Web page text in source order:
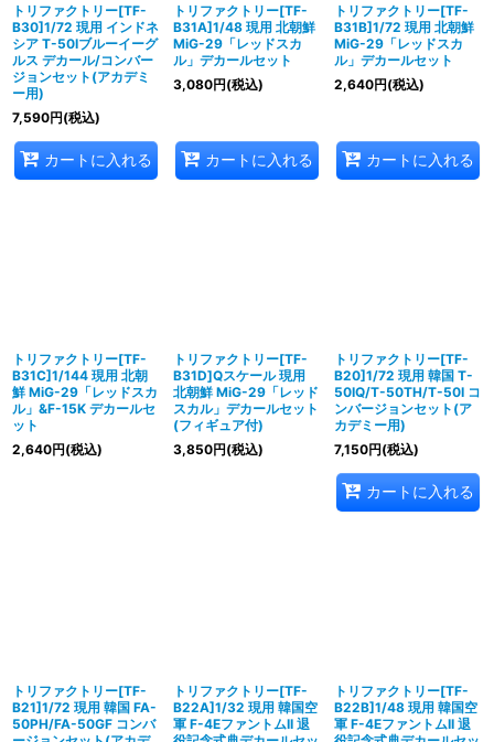
トリファクトリー[TF-
B30]1/72 現用 インドネ
シア T-50Iブルーイーグ
ルス デカール/コンバー
ジョンセット(アカデミ
ー用)
7,590円(税込)
カートに入れる
トリファクトリー[TF-
B31A]1/48 現用 北朝鮮
MiG-29「レッドスカ
ル」デカールセット
3,080円(税込)
カートに入れる
トリファクトリー[TF-
B31B]1/72 現用 北朝鮮
MiG-29「レッドスカ
ル」デカールセット
2,640円(税込)
カートに入れる
トリファクトリー[TF-
B31C]1/144 現用 北朝
鮮 MiG-29「レッドスカ
ル」&F-15K デカールセ
ット
2,640円(税込)
トリファクトリー[TF-
B31D]Qスケール 現用
北朝鮮 MiG-29「レッド
スカル」デカールセット
(フィギュア付)
3,850円(税込)
トリファクトリー[TF-
B20]1/72 現用 韓国 T-
50IQ/T-50TH/T-50I コ
ンバージョンセット(ア
カデミー用)
7,150円(税込)
カートに入れる
トリファクトリー[TF-
B21]1/72 現用 韓国 FA-
50PH/FA-50GF コンバ
トリファクトリー[TF-
B22A]1/32 現用 韓国空
軍 F-4EファントムII 退
トリファクトリー[TF-
B22B]1/48 現用 韓国空
軍 F-4EファントムII 退